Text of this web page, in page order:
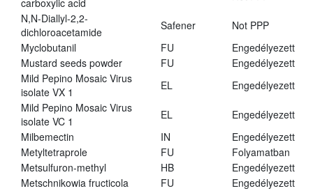
carboxylic acid
N,N-Diallyl-2,2-
dichloroacetamide
Safener
Not PPP
Myclobutanil
FU
Engedélyezett
Mustard seeds powder
FU
Engedélyezett
Mild Pepino Mosaic Virus
isolate VX 1
EL
Engedélyezett
Mild Pepino Mosaic Virus
isolate VC 1
EL
Engedélyezett
Milbemectin
IN
Engedélyezett
Metyltetraprole
FU
Folyamatban
Metsulfuron-methyl
HB
Engedélyezett
Metschnikowia fructicola
FU Engedélyezett